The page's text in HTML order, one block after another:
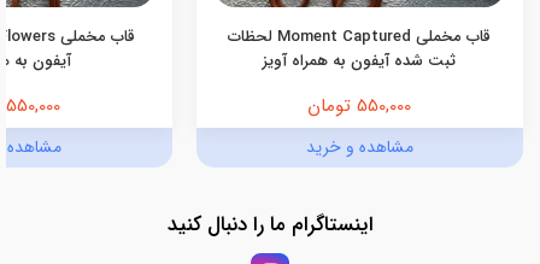
قاب مخملی Moment Captured لحظات
ثبت شده آیفون به همراه آویز
550,000 تومان
مشاهده و خرید
آیفون به
550,000 تومان
مشاهده
اینستاگرام ما را دنبال کنید